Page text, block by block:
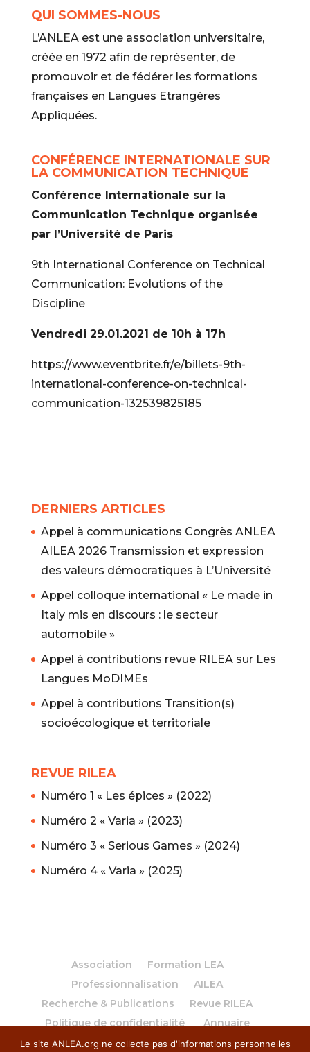
QUI SOMMES-NOUS
L’ANLEA est une association universitaire,
créée en 1972 afin de représenter, de
promouvoir et de fédérer les formations
françaises en Langues Etrangères
Appliquées.
CONFÉRENCE INTERNATIONALE SUR
LA COMMUNICATION TECHNIQUE
Conférence Internationale sur la
Communication Technique organisée
par l’Université de Paris
9th International Conference on Technical
Communication: Evolutions of the
Discipline
Vendredi 29.01.2021 de 10h à 17h
https://www.eventbrite.fr/e/billets-9th-
international-conference-on-technical-
communication-132539825185
DERNIERS ARTICLES
Appel à communications Congrès ANLEA
AILEA 2026 Transmission et expression
des valeurs démocratiques à L’Université
Appel colloque international « Le made in
Italy mis en discours : le secteur
automobile »
Appel à contributions revue RILEA sur Les
Langues MoDIMEs
Appel à contributions Transition(s)
socioécologique et territoriale
REVUE RILEA
Numéro 1 « Les épices » (2022)
Numéro 2 « Varia » (2023)
Numéro 3 « Serious Games » (2024)
Numéro 4 « Varia » (2025)
Association
Formation LEA
Professionnalisation
AILEA
Recherche & Publications
Revue RILEA
Politique de confidentialité
Annuaire
Le site ANLEA.org ne collecte pas d'informations personnelles